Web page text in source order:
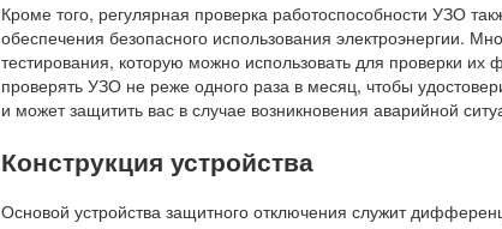
Кроме того, регулярная проверка работоспособности УЗО
обеспечения безопасного использования электроэнергии.
тестирования, которую можно использовать для проверки их
проверять УЗО не реже одного раза в месяц, чтобы
и может защитить вас в случае возникновения аварийной
Конструкция устройства
Основой устройства защитного отключения служит